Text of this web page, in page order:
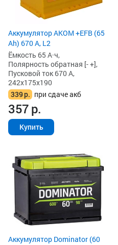
Аккумулятор AKOM +EFB (65
Ah) 670 А, L2
Ёмкость 65 А·ч,
Полярность обратная [- +],
Пусковой ток 670 А,
242x175x190
339р. при сдаче акб
357р.
Купить
Аккумулятор Dominator (60